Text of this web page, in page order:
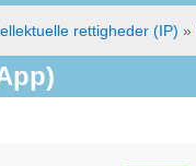
rettigheder (IP) »